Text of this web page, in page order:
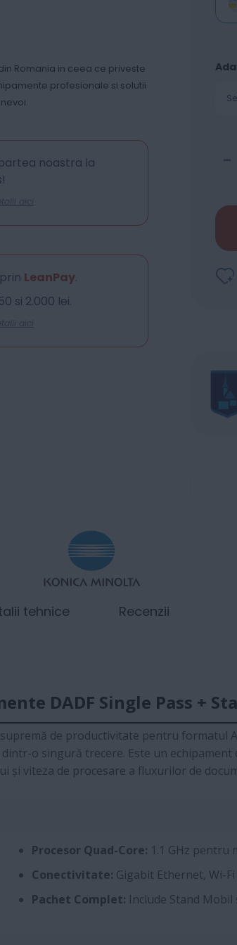
Romania in ceea ce priveste
profesionale si solutii
noastra la
aici
prin LeanPay.
si 2.000 lei.
aici
-
DADF Single Pass +
de productivitate pentru formatul
o singură trecere. Este un echipament
viteza de procesare a fluxurilor de
Procesor Quad-Core: 1.1 GHz
Conectivitate: Gigabit Ethernet, Wi-
Pachet Complet: Include Stand Mobil
tehnice Recenzii